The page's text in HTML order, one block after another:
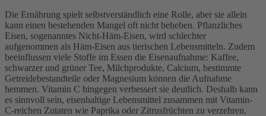
Die Ernährung spielt selbstverständlich eine Rolle, aber sie allein
kann einen bestehenden Mangel oft nicht beheben. Pflanzliches
Eisen, sogenanntes Nicht-Häm-Eisen, wird schlechter
aufgenommen als Häm-Eisen aus tierischen Lebensmitteln. Zudem
beeinflussen viele Stoffe im Essen die Eisenaufnahme: Kaffee,
schwarzer und grüner Tee, Milchprodukte, Calcium, bestimmte
Getreidebestandteile oder Magnesium können die Aufnahme
hemmen. Vitamin C hingegen verbessert sie deutlich. Deshalb kann
es sinnvoll sein, eisenhaltige Lebensmittel zusammen mit Vitamin-
C-reichen Zutaten wie Paprika oder Zitrusfrüchten zu verzehren.